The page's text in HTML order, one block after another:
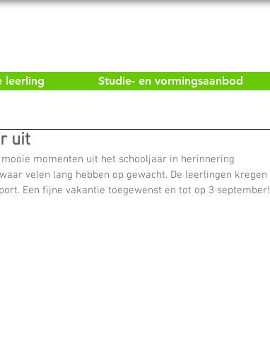
leerling Studie- en vormingsaanbod
uit
momenten uit het schooljaar in herinnering
velen lang hebben op gewacht. De leerlingen kregen
Een fijne vakantie toegewenst en tot op 3 september!